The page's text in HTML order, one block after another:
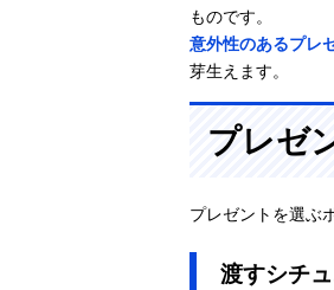
ものです。
意外性のあるプレ
芽生えます。
プレゼ
プレゼントを選ぶ
渡すシチ